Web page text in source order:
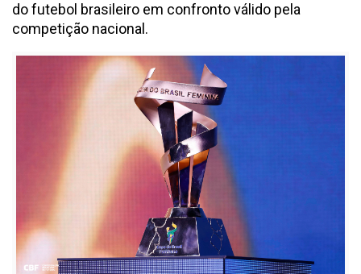
do futebol brasileiro em confronto válido pela
competição nacional.